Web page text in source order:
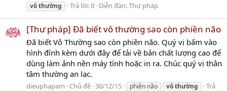
vôthường Trả lời: 0 Diễn đàn:Thư pháp
[Thư pháp] Đã biết vô thường sao còn phiền não
Đã biết Vô Thường sao còn phiền não. Quý vị bấm vào
hình đính kèm dưới đây để tải về bản chất lượng cao để
dùng làm ảnh nền máy tính hoặc in ra. Chúc quý vị thân
tâm thường an lạc.
dieuphapam Chủ đề 30/12/15 phiền não vôthường
Trả